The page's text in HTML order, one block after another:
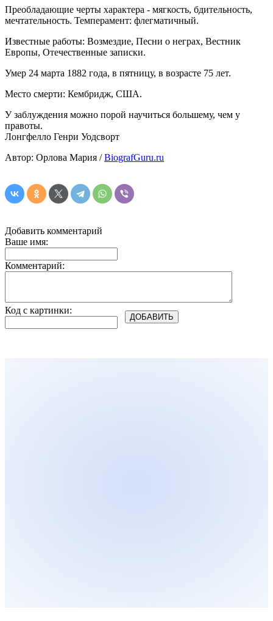
Преобладающие черты характера - мягкость, бдительность,
мечтательность. Темперамент: флегматичный.
Известные работы: Возмездие, Песни о неграх, Вестник
Европы, Отечественные записки.
Умер 24 марта 1882 года, в пятницу, в возрасте 75 лет.
Место смерти: Кембридж, США.
У заблуждения можно порой научиться большему, чем у
правоты.
Лонгфелло Генри Уодсворт
Автор: Орлова Мария /BiografGuru.ru
Добавить комментарий
Ваше имя:
Комментарий:
Код с картинки: